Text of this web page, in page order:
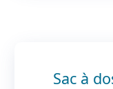
Sac à